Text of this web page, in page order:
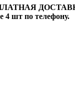
4 шт по телефону.